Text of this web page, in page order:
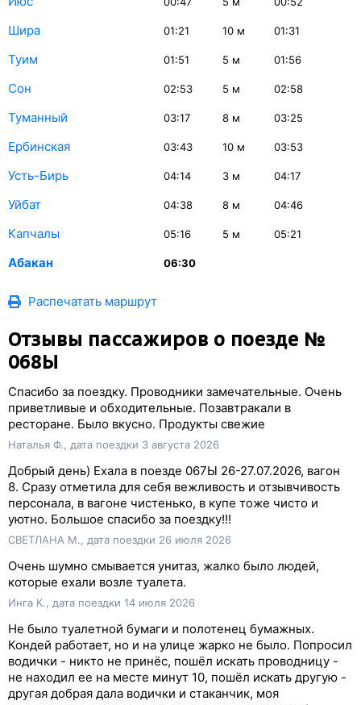
Шира 01:21 10 м 01:31
Туим 01:51 5 м 01:56
Сон 02:53 5 м 02:58
Туманный 03:17 8 м 03:25
Ербинская 03:43 10 м 03:53
Усть-Бирь 04:14 3 м 04:17
Уйбат 04:38 8 м 04:46
Капчалы 05:16 5 м 05:21
Абакан 06:30
Распечатать маршрут
Отзывы пассажиров о поезде №
068Ы
Спасибо за поездку. Проводники замечательные. Очень
приветливые и обходительные. Позавтракали в
ресторане. Было вкусно. Продукты свежие
Наталья Ф., дата поездки 3 августа 2026
Добрый день) Ехала в поезде 067Ы 26-27.07.2026, вагон
8. Сразу отметила для себя вежливость и отзывчивость
персонала, в вагоне чистенько, в купе тоже чисто и
уютно. Большое спасибо за поездку!!!
СВЕТЛАНА М., дата поездки 26 июля 2026
Очень шумно смывается унитаз, жалко было людей,
которые ехали возле туалета.
Инга К., дата поездки 14 июля 2026
Не было туалетной бумаги и полотенец бумажных.
Кондей работает, но и на улице жарко не было. Попросил
водички - никто не принёс, пошёл искать проводницу -
не находил ее на месте минут 10, пошёл искать другую -
другая добрая дала водички и стаканчик, моя